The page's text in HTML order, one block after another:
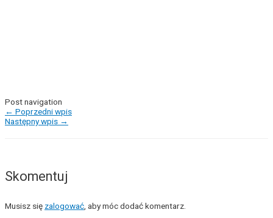
Post navigation
← Poprzedni wpis
Następny wpis →
Skomentuj
Musisz się zalogować , aby móc dodać komentarz.